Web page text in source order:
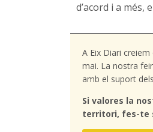
d’acord i a més,
A Eix Diari
mai. La nostra
amb el suport
Si valores la
territori, fes-te